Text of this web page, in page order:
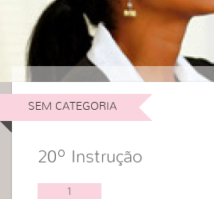
SEM CATEGORIA
20º Instrução
1